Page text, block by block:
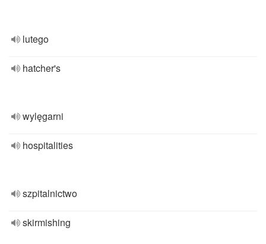
lutego
hatcher's
wylęgarni
hospitalities
szpitalnictwo
skirmishing